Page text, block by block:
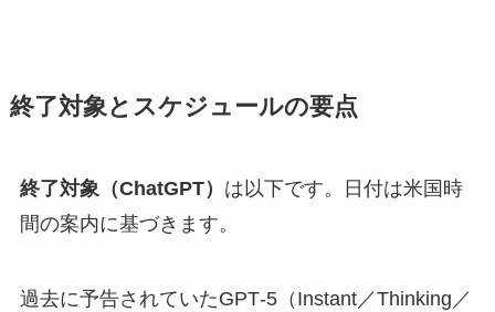
終了対象とスケジュールの要点
終了対象（ChatGPT） は以下です。日付は米国時
間の案内に基づきます。
過去に予告されていたGPT‑5（Instant／Thinking／